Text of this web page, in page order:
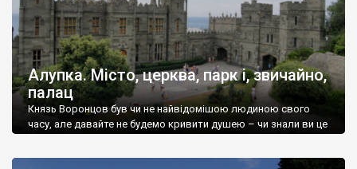
Алупка. Місто, церква, парк і, звичайно,
палац
Князь Воронцов був чи не найвідомішою людиною свого
часу, але давайте не будемо кривити душею – чи знали ви це